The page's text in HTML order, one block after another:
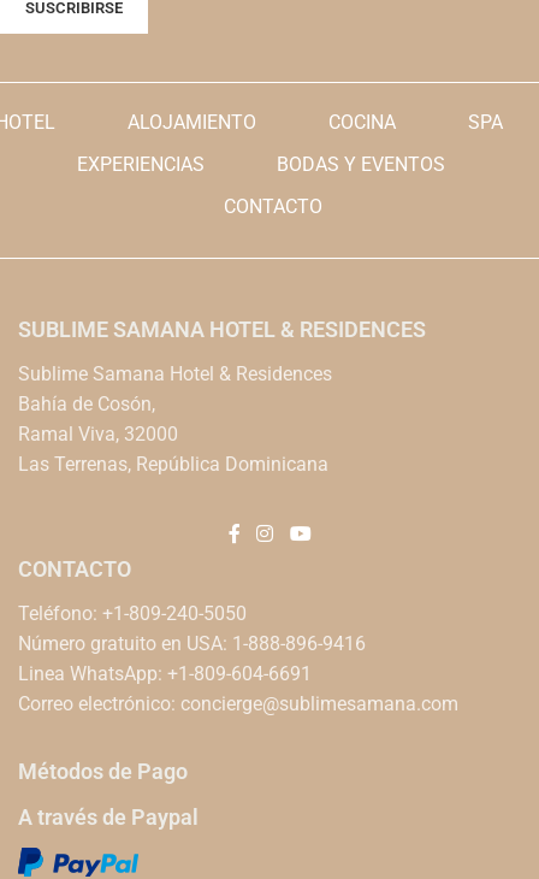
ALOJAMIENTO COCINA
SPA
EXPERIENCIAS
BODAS Y EVENTOS
CONTACTO
SUBLIME SAMANA HOTEL & RESIDENCES
Sublime Samana Hotel & Residences
Bahía de Cosón,
Ramal Viva, 32000
Las Terrenas, República Dominicana
CONTACTO
Teléfono: +1-809-240-5050
Número gratuito en USA: 1-888-896-9416
Linea WhatsApp: +1-809-604-6691
Correo electrónico: concierge@sublimesamana.com
Métodos de Pago
A través de Paypal